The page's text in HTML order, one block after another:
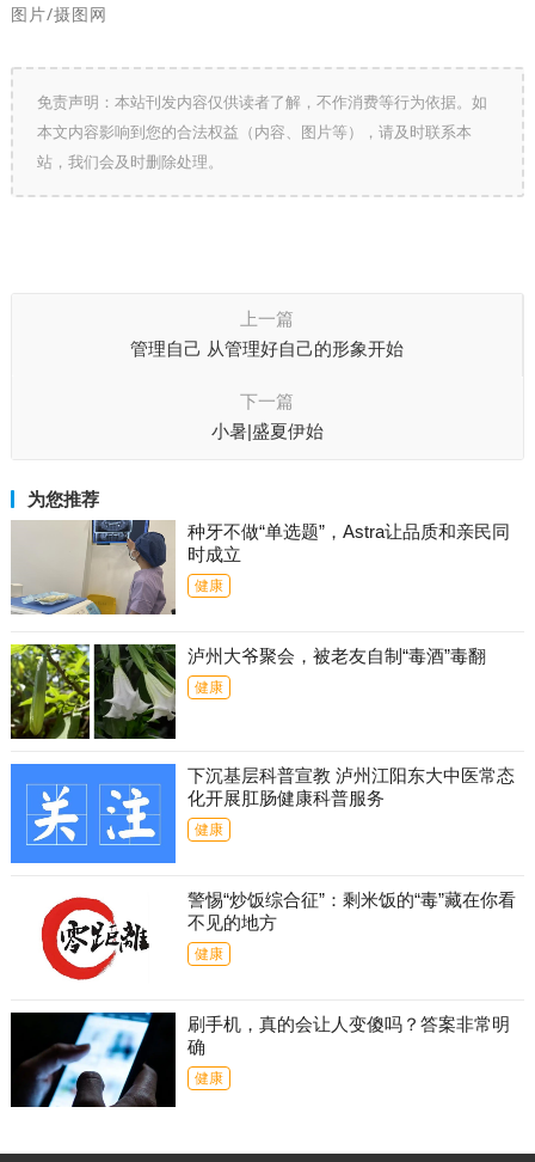
图片/摄图网
免责声明：本站刊发内容仅供读者了解，不作消费等行为依据。如
本文内容影响到您的合法权益（内容、图片等），请及时联系本
站，我们会及时删除处理。
上一篇
管理自己 从管理好自己的形象开始
下一篇
小暑|盛夏伊始
为您推荐
种牙不做“单选题”，Astra让品质和亲民同
时成立
健康
泸州大爷聚会，被老友自制“毒酒”毒翻
健康
下沉基层科普宣教 泸州江阳东大中医常态
化开展肛肠健康科普服务
健康
警惕“炒饭综合征”：剩米饭的“毒”藏在你看
不见的地方
健康
刷手机，真的会让人变傻吗？答案非常明
确
健康